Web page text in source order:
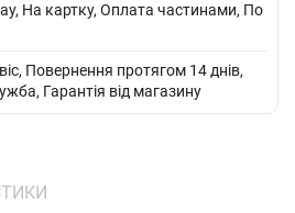
На картку, Оплата частинами, По
Повернення протягом 14 днів,
Гарантія від магазину